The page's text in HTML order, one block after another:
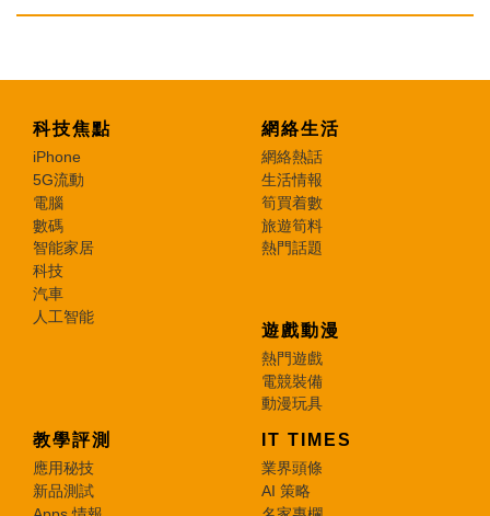
科技焦點
iPhone
5G流動
電腦
數碼
智能家居
科技
汽車
人工智能
網絡生活
網絡熱話
生活情報
筍買着數
旅遊筍料
熱門話題
遊戲動漫
熱門遊戲
電競裝備
動漫玩具
教學評測
應用秘技
新品測試
IT TIMES
業界頭條
AI 策略